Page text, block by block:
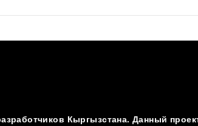
Кыргызстана. Данный